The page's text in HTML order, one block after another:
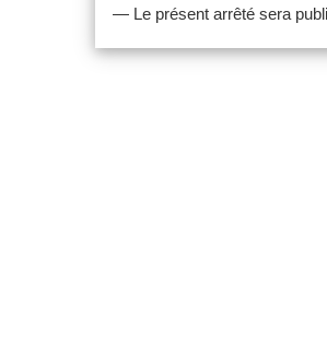
— Le présent arrêté sera